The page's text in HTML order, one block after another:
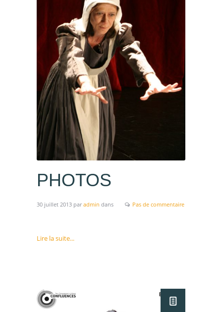
PHOTOS
30 juillet 2013 paradmin dans Pas de commentaire
Lire la suite...